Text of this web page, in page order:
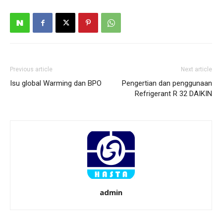
Previous article
Isu global Warming dan BPO
Next article
Pengertian dan penggunaan
Refrigerant R 32 DAIKIN
admin